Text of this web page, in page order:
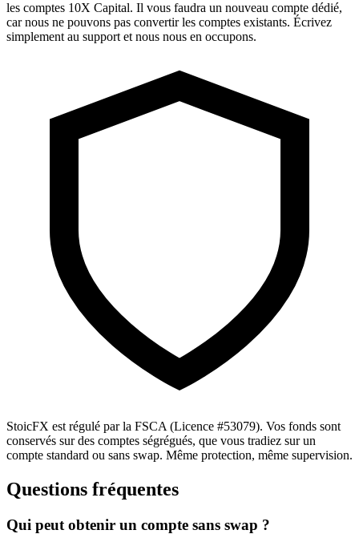
les comptes 10X Capital. Il vous faudra un nouveau compte dédié,
car nous ne pouvons pas convertir les comptes existants. Écrivez
simplement au support et nous nous en occupons.
StoicFX est régulé par la FSCA (Licence #53079). Vos fonds sont
conservés sur des comptes ségrégués, que vous tradiez sur un
compte standard ou sans swap. Même protection, même supervision.
Questions fréquentes
Qui peut obtenir un compte sans swap ?